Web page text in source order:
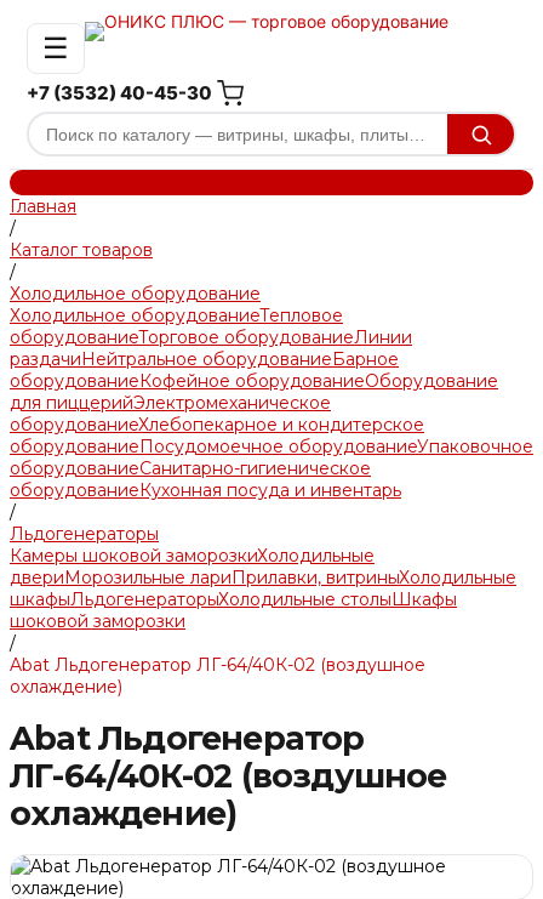
☰
+7 (3532) 40-45-30
Главная
/
Каталог товаров
/
Холодильное оборудование
Холодильное оборудованиеТепловое
оборудованиеТорговое оборудованиеЛинии
раздачиНейтральное оборудованиеБарное
оборудованиеКофейное оборудованиеОборудование
для пиццерийЭлектромеханическое
оборудованиеХлебопекарное и кондитерское
оборудованиеПосудомоечное оборудованиеУпаковочное
оборудованиеСанитарно-гигиеническое
оборудованиеКухонная посуда и инвентарь
/
Льдогенераторы
Камеры шоковой заморозкиХолодильные
двериМорозильные лариПрилавки, витриныХолодильные
шкафыЛьдогенераторыХолодильные столыШкафы
шоковой заморозки
/
Abat Льдогенератор ЛГ-64/40К-02 (воздушное
охлаждение)
Abat Льдогенератор
ЛГ-64/40К-02 (воздушное
охлаждение)